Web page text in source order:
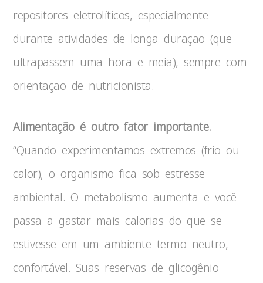
repositores eletrolíticos, especialmente
durante atividades de longa duração (que
ultrapassem uma hora e meia), sempre com
orientação de nutricionista.
Alimentação é outro fator importante.
“Quando experimentamos extremos (frio ou
calor), o organismo fica sob estresse
ambiental. O metabolismo aumenta e você
passa a gastar mais calorias do que se
estivesse em um ambiente termo neutro,
confortável. Suas reservas de glicogênio